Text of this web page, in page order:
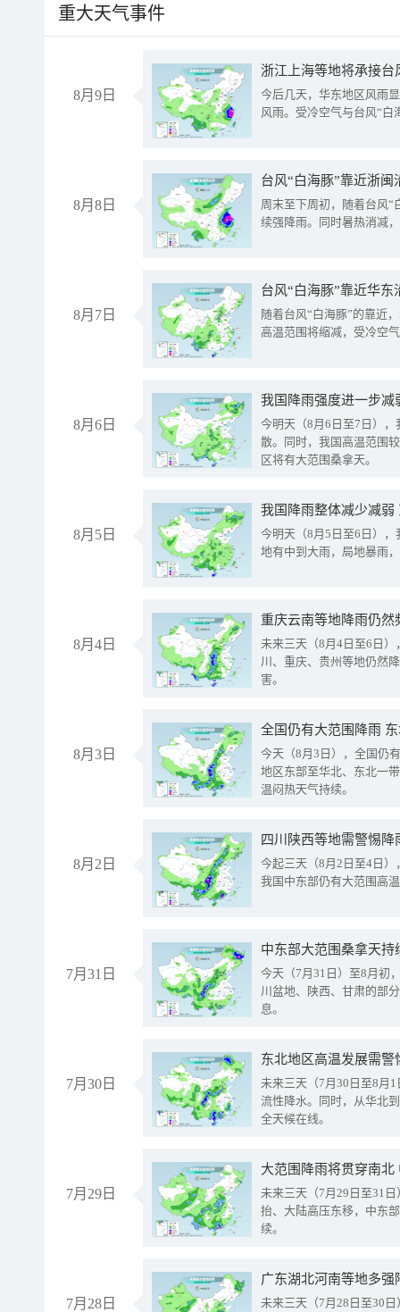
重大天气事件
8月9日
浙江上海等地将承接台
今后几天，华东地区风雨
风雨。受冷空气与台风“白
8月8日
台风“白海豚”靠近浙
周末至下周初，随着台风“
续强降雨。同时暑热消减
8月7日
台风“白海豚”靠近华
随着台风“白海豚”的靠近
高温范围将缩减，受冷空
8月6日
今明天（8月6日至7日）
散。同时，我国高温范围
区将有大范围桑拿天。
8月5日
我国降雨整体减少减弱
今明天（8月5日至6日）
地有中到大雨，局地暴雨
8月4日
重庆云南等地降雨仍然
未来三天（8月4日至6日
川、重庆、贵州等地仍然
害。
8月3日
全国仍有大范围降雨
今天（8月3日），全国仍
地区东部至华北、东北一
温闷热天气持续。
8月2日
今起三天（8月2日至4日
我国中东部仍有大范围高
7月31日
中东部大范围桑拿天
今天（7月31日）至8月初
川盆地、陕西、甘肃的部
息。
7月30日
东北地区高温发展需
未来三天（7月30日至8月
流性降水。同时，从华北
全天候在线。
7月29日
大范围降雨将贯穿南
未来三天（7月29日至31
抬、大陆高压东移，中东
续。
7月28日
广东湖北河南等地多
未来三天（7月28日至30